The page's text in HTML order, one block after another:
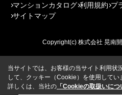
マンションカタログ 利用規約 プ
サイトマップ
Copyright(c) 株式会社 晃南
当サイトでは、お客様の当サイト利用状
して、クッキー（Cookie）を使用してい
詳しくは、当社の 「Cookieの取扱いにつ